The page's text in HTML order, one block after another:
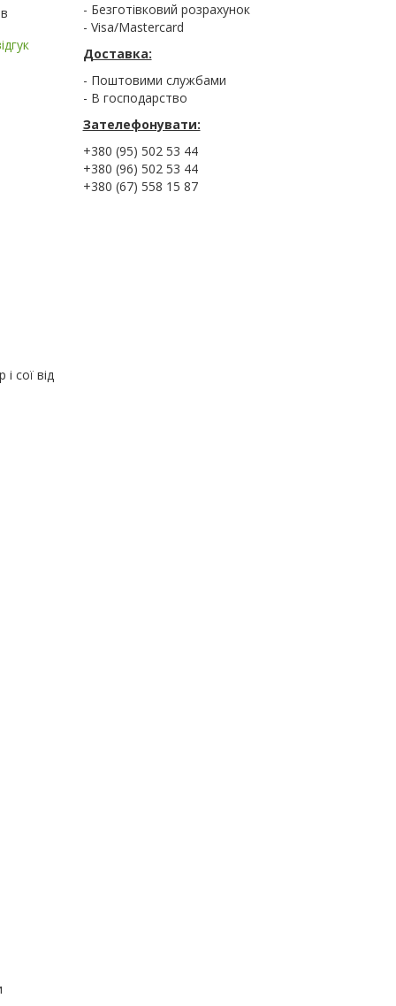
- Безготівковий розрахунок
- Visa/Mastercard
Доставка:
- Поштовими службами
- В господарство
Зателефонувати:
+380 (95) 502 53 44
+380 (96) 502 53 44
+380 (67) 558 15 87
сої від